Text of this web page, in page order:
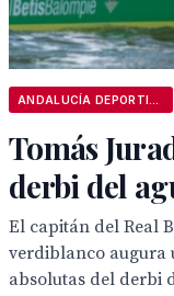
Tomás
derbi del
El capitán del Real
verdiblanco augura
absolutas del derbi